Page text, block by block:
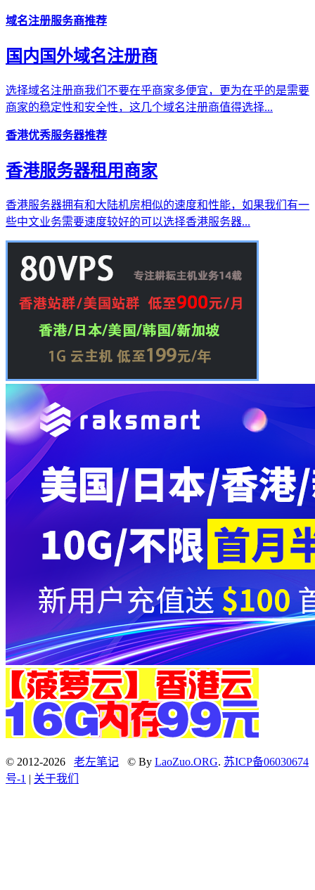
域名注册服务商推荐
国内国外域名注册商
选择域名注册商我们不要在乎商家多便宜，更为在乎的是需要
商家的稳定性和安全性，这几个域名注册商值得选择...
香港优秀服务器推荐
香港服务器租用商家
香港服务器拥有和大陆机房相似的速度和性能，如果我们有一
些中文业务需要速度较好的可以选择香港服务器...
© 2012-2026 老左笔记 © By LaoZuo.ORG. 苏ICP备06030674
号-1 | 关于我们